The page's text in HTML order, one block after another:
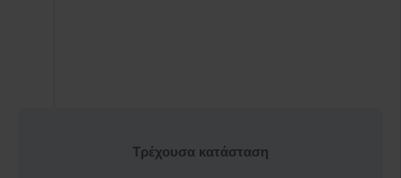
ΑΚΑΔΗΜΊΑ ΥΓΕΊΑΣ
Τρέχουσα κατάσταση